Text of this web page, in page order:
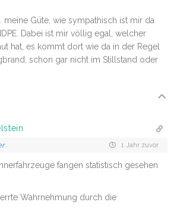
meine Güte, wie sympathisch ist mir da
Dabei ist mir völlig egal, welcher
hat, es kommt dort wie da in der Regel
schon gar nicht im Stillstand oder
1 Jahr zuvor
fangen statistisch gesehen
Wahrnehmung durch die